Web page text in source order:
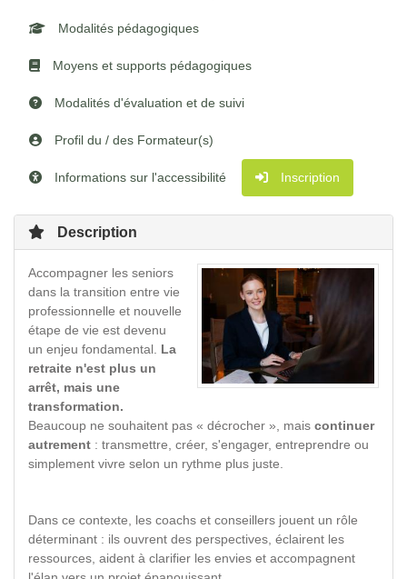
Modalités pédagogiques
Moyens et supports pédagogiques
Modalités d'évaluation et de suivi
Profil du / des Formateur(s)
Informations sur l'accessibilité Inscription
Description
Accompagner les seniors
dans la transition entre vie
professionnelle et nouvelle
étape de vie est devenu
un enjeu fondamental. La
retraite n'est plus un
arrêt, mais une
transformation.
Beaucoup ne souhaitent pas « décrocher », mais continuer
autrement : transmettre, créer, s'engager, entreprendre ou
simplement vivre selon un rythme plus juste.
Dans ce contexte, les coachs et conseillers jouent un rôle
déterminant : ils ouvrent des perspectives, éclairent les
ressources, aident à clarifier les envies et accompagnent